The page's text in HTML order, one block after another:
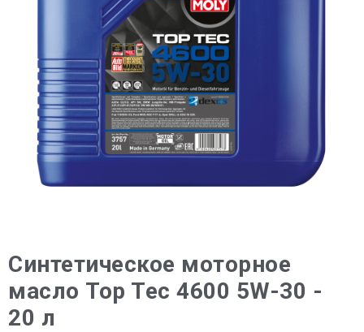
Синтетическое моторное
масло Top Tec 4600 5W-30 -
20 л